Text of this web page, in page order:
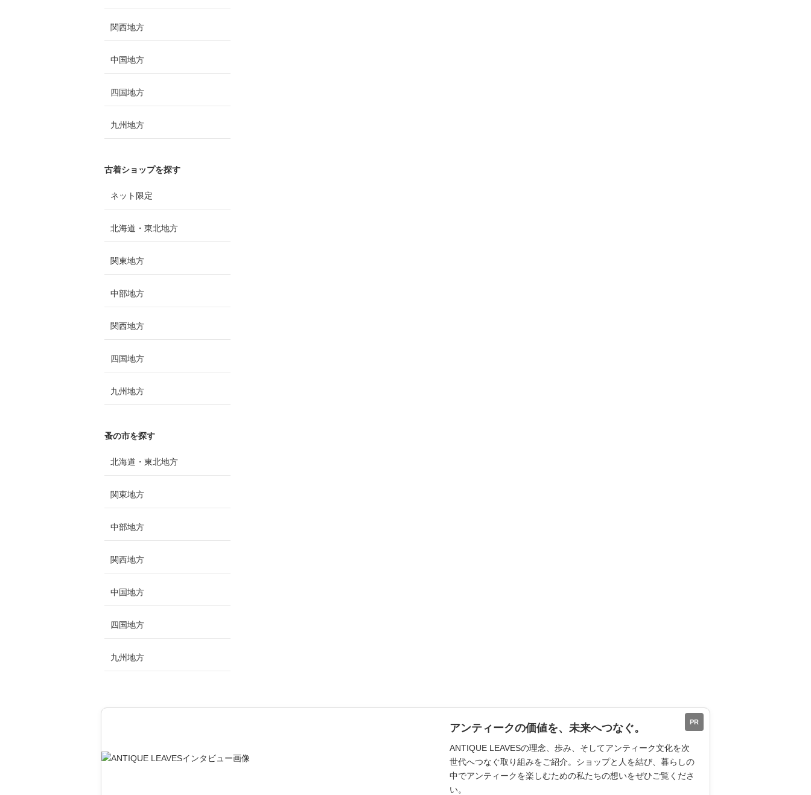
関西地方
中国地方
四国地方
九州地方
古着ショップを探す
ネット限定
北海道・東北地方
関東地方
中部地方
関西地方
四国地方
九州地方
蚤の市を探す
北海道・東北地方
関東地方
中部地方
関西地方
中国地方
四国地方
九州地方
PR
アンティークの価値を、未来へつなぐ。
ANTIQUE LEAVESの理念、歩み、そしてアンティーク文化を次
世代へつなぐ取り組みをご紹介。ショップと人を結び、暮らしの
中でアンティークを楽しむための私たちの想いをぜひご覧くださ
い。